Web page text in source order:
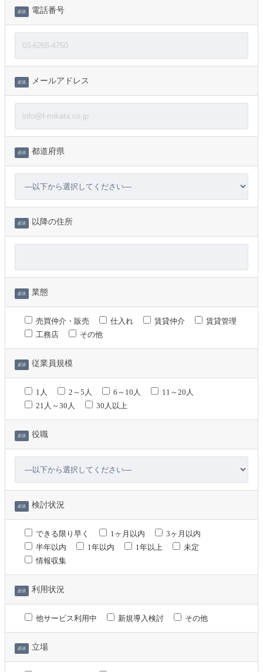
必須 電話番号
必須 メールアドレス
必須 都道府県
必須 以降の住所
必須 業態
売買仲介・販売 仕入れ 賃貸仲介
賃貸管理
工務店
その他
必須 従業員規模
1人 2～5人 6～10人
11～20人
21人～30人
30人以上
必須 役職
必須 検討状況
できる限り早く 1ヶ月以内
3ヶ月以内
半年以内
1年以内 1年以上
未定
情報収集
必須 利用状況
他サービス利用中 新規導入検討 その他
必須 立場